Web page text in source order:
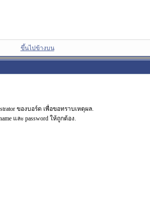
ขึ้นไปข้างบน
ของบอร์ด เพื่อขอทราบเหตุผล.
และ password ให้ถูกต้อง.